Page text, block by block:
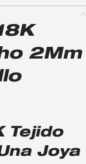
2Mm
Tejido
Joya